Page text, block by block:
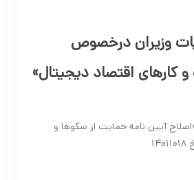
مصوب جلسه مورخ ۱۴۰۱۱۰۱۴ هیات وزیران درخصوص
اقتصاد دیجیتال»
وزیران درخصوص «اصلاح آیین نامه حمایت از سکوها و